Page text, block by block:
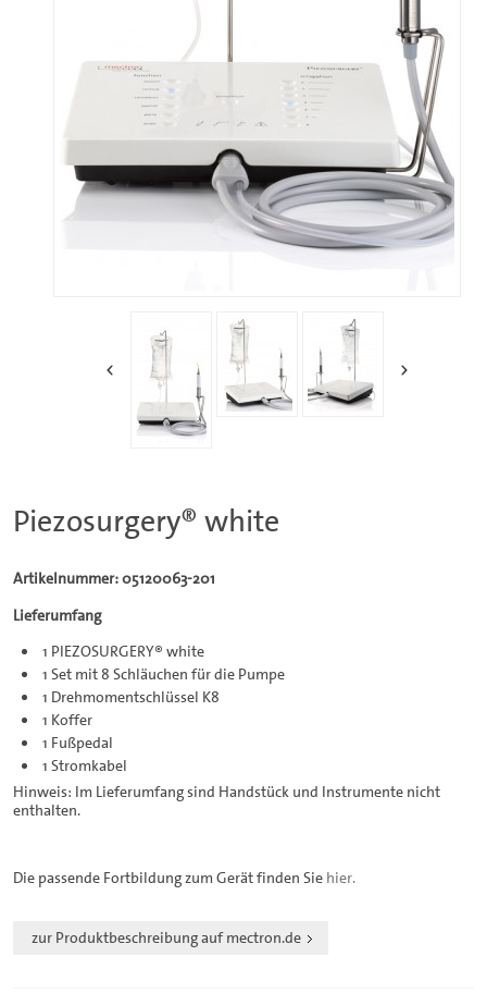
Piezosurgery® white
Artikelnummer: 05120063-201
Lieferumfang
1 PIEZOSURGERY® white
1 Set mit 8 Schläuchen für die Pumpe
1 Drehmomentschlüssel K8
1 Koffer
1 Fußpedal
1 Stromkabel
Hinweis: Im Lieferumfang sind Handstück und Instrumente nicht
enthalten.
Die passende Fortbildung zum Gerät finden Sie hier.
zur Produktbeschreibung auf mectron.de